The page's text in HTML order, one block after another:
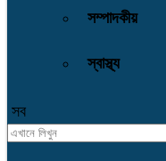
সম্পাদকীয়
স্বাস্থ্য
সব